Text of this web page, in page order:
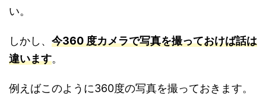
い。
しかし、 今360 度カメラで写真を撮っておけば話は
違います。
例えばこのように360度の写真を撮っておきます。